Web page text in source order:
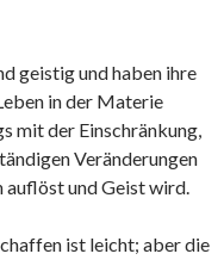
geistig und haben ihre
in der Materie
mit der Einschränkung,
Veränderungen
auflöst und Geist wird.
ist leicht; aber die